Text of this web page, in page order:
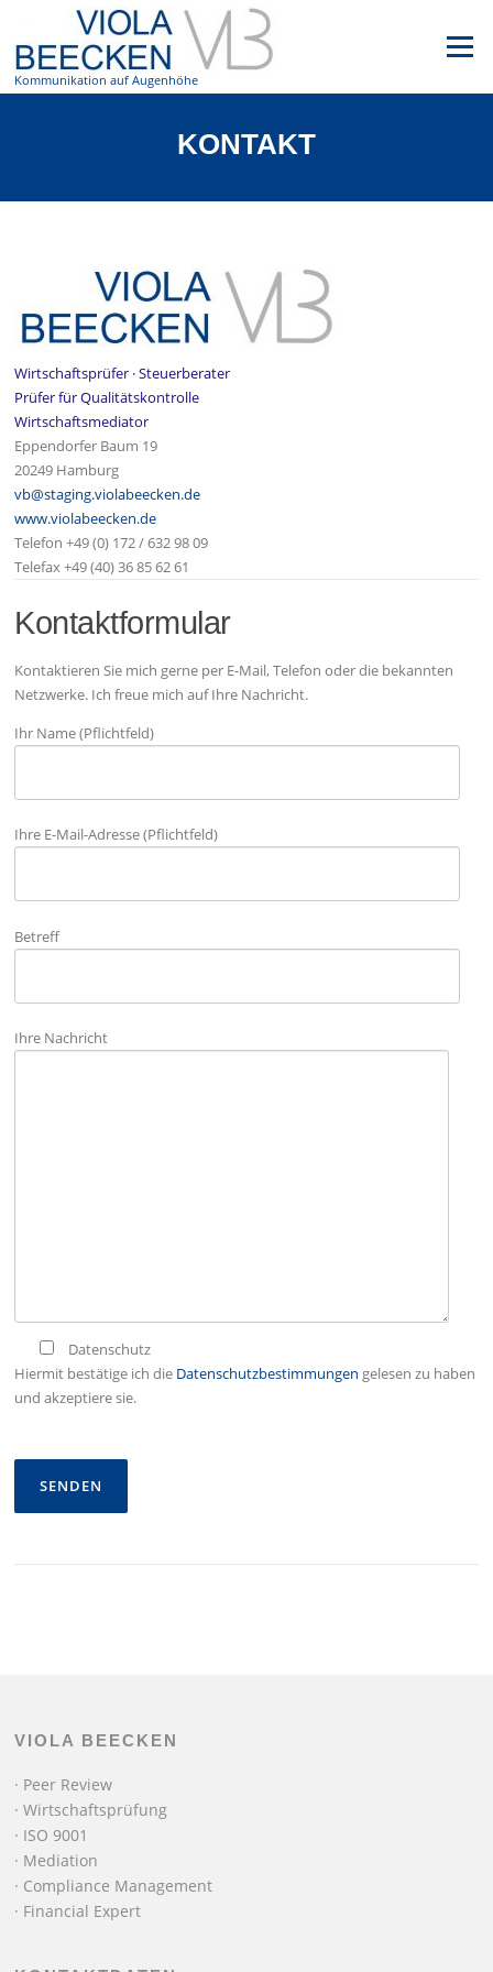
springen
Kommunikation auf Augenhöhe
Menü
KONTAKT
Wirtschaftsprüfer · Steuerberater
Prüfer für Qualitätskontrolle
Wirtschaftsmediator
Eppendorfer Baum 19
20249 Hamburg
vb@staging.violabeecken.de
www.violabeecken.de
Telefon +49 (0) 172 / 632 98 09
Telefax +49 (40) 36 85 62 61
Kontaktformular
Kontaktieren Sie mich gerne per E-Mail, Telefon oder die bekannten
Netzwerke. Ich freue mich auf Ihre Nachricht.
Ihr Name (Pflichtfeld)
Ihre E-Mail-Adresse (Pflichtfeld)
Betreff
Ihre Nachricht
Datenschutz
Hiermit bestätige ich die Datenschutzbestimmungen gelesen zu haben
und akzeptiere sie.
VIOLA BEECKEN
· Peer Review
·Wirtschaftsprüfung
· ISO 9001
· Mediation
· Compliance Management
· Financial Expert